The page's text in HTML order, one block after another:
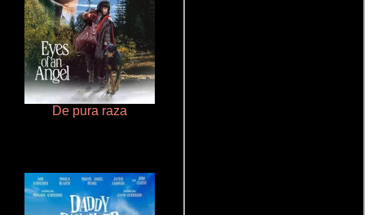
De pura raza